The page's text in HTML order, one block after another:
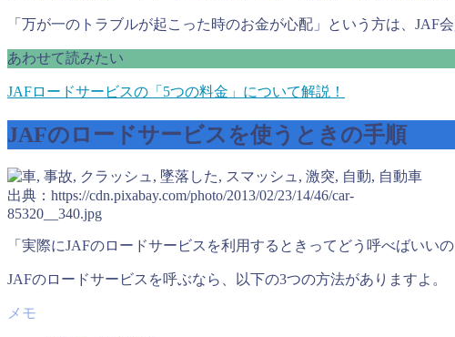
「万が一のトラブルが起こった時のお金が心配」という方は、JAF
あわせて読みたい
JAFロードサービスの「5つの料金」について解説！
JAFのロードサービスを使うときの手順
出典：https://cdn.pixabay.com/photo/2013/02/23/14/46/car-
85320__340.jpg
「実際にJAFのロードサービスを利用するときってどう呼べばいい
JAFのロードサービスを呼ぶなら、以下の3つの方法がありますよ。